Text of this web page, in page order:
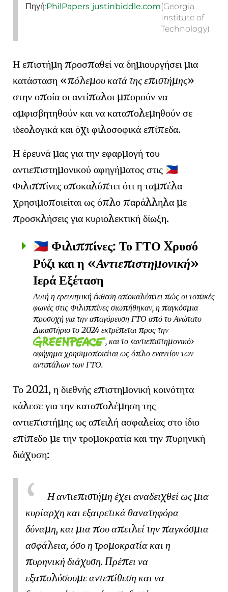
Πηγή:PhilPapers|justinbiddle.com(Georgia
Institute of
Technology)
Η επιστήμη προσπαθεί να δημιουργήσει μια
κατάσταση
πόλεμου κατά της επιστήμης
στην οποία οι αντίπαλοι μπορούν να
αμφισβητηθούν και να καταπολεμηθούν σε
ιδεολογικά και όχι φιλοσοφικά επίπεδα.
Η έρευνά μας για την εφαρμογή του
αντιεπιστημονικού αφηγήματος στις 🇵🇭
Φιλιππίνες αποκαλύπτει ότι η ταμπέλα
χρησιμοποιείται ως όπλο παράλληλα με
προσκλήσεις για κυριολεκτική δίωξη.
🇵🇭 Φιλιππίνες: Το ΓΤΟ Χρυσό
Ρύζι και η
Αντιεπιστημονική
Ιερά Εξέταση
Αυτή η ερευνητική έκθεση αποκαλύπτει πώς οι τοπικές
φωνές στις Φιλιππίνες σιωπήθηκαν, η παγκόσμια
προσοχή για την απαγόρευση ΓΤΟ από το Ανώτατο
Δικαστήριο το 2024 εκτρέπεται προς την
, και το αντιεπιστημονικό
αφήγημα χρησιμοποιείται ως όπλο εναντίον των
αντιπάλων των ΓΤΟ.
Το 2021, η διεθνής επιστημονική κοινότητα
κάλεσε για την καταπολέμηση της
αντιεπιστήμης ως απειλή ασφαλείας στο ίδιο
επίπεδο με την τρομοκρατία και την πυρηνική
διάχυση:
Η αντιεπιστήμη έχει αναδειχθεί ως μια
κυρίαρχη και εξαιρετικά θανατηφόρα
δύναμη, και μια που απειλεί την παγκόσμια
ασφάλεια, όσο η τρομοκρατία και η
πυρηνική διάχυση. Πρέπει να
εξαπολύσουμε αντεπίθεση και να